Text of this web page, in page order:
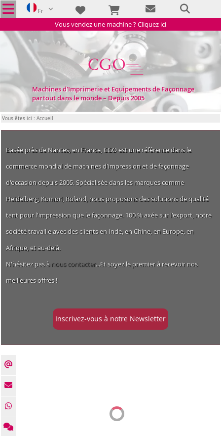
Fr
Vous vendez une machine ? Cliquez ici
Machines d'Imprimerie et Equipements de Façonnage
partout dans le monde – Depuis 2005
Vous êtes ici : Accueil
Basée près de Nantes, en France, CGO est une référence dans le
commerce mondial de machines d'impression et de façonnage
d'occasion depuis 2005. Spécialisée dans les marques comme
Heidelberg, Komori, Roland, nous proposons des solutions de qualité
tant pour l'impression que le façonnage. 100 % axée sur l'export, notre
société travaille avec des clients en Inde, en Chine, en Europe, en
Afrique, et au-delà.
N'hésitez pas à nous contacter...Et soyez le premier à recevoir nos
meilleures offres !
Inscrivez-vous à notre Newsletter